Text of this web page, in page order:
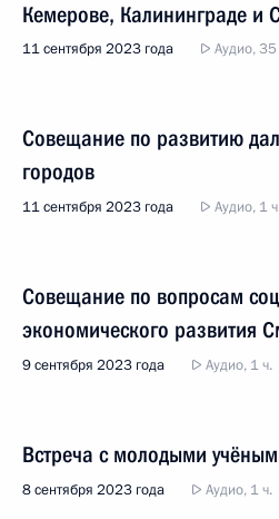
Кемерове, Калининграде и
11 сентября 2023 года Аудио,
Совещание по развитию
городов
11 сентября 2023 года Аудио, 1
Совещание по вопросам
экономического развития
9 сентября 2023 года Аудио, 1 ч.
Встреча с молодыми
8 сентября 2023 года Аудио, 1 ч.